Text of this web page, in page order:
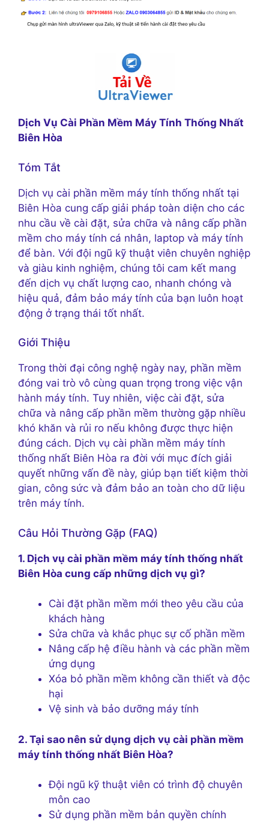
Dịch Vụ Cài Phần Mềm Máy Tính Thống Nhất
Biên Hòa
Tóm Tắt
Dịch vụ cài phần mềm máy tính thống nhất tại
Biên Hòa cung cấp giải pháp toàn diện cho các
nhu cầu về cài đặt, sửa chữa và nâng cấp phần
mềm cho máy tính cá nhân, laptop và máy tính
để bàn. Với đội ngũ kỹ thuật viên chuyên nghiệp
và giàu kinh nghiệm, chúng tôi cam kết mang
đến dịch vụ chất lượng cao, nhanh chóng và
hiệu quả, đảm bảo máy tính của bạn luôn hoạt
động ở trạng thái tốt nhất.
Giới Thiệu
Trong thời đại công nghệ ngày nay, phần mềm
đóng vai trò vô cùng quan trọng trong việc vận
hành máy tính. Tuy nhiên, việc cài đặt, sửa
chữa và nâng cấp phần mềm thường gặp nhiều
khó khăn và rủi ro nếu không được thực hiện
đúng cách. Dịch vụ cài phần mềm máy tính
thống nhất Biên Hòa ra đời với mục đích giải
quyết những vấn đề này, giúp bạn tiết kiệm thời
gian, công sức và đảm bảo an toàn cho dữ liệu
trên máy tính.
Câu Hỏi Thường Gặp (FAQ)
1. Dịch vụ cài phần mềm máy tính thống nhất
Biên Hòa cung cấp những dịch vụ gì?
Cài đặt phần mềm mới theo yêu cầu của
khách hàng
Sửa chữa và khắc phục sự cố phần mềm
Nâng cấp hệ điều hành và các phần mềm
ứng dụng
Xóa bỏ phần mềm không cần thiết và độc
hại
Vệ sinh và bảo dưỡng máy tính
2. Tại sao nên sử dụng dịch vụ cài phần mềm
máy tính thống nhất Biên Hòa?
Đội ngũ kỹ thuật viên có trình độ chuyên
môn cao
Sử dụng phần mềm bản quyền chính